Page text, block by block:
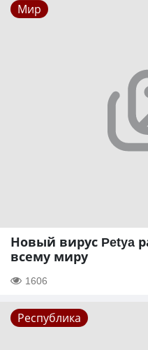
Мир
Новый вирус Petya
всему миру
1606
Республика